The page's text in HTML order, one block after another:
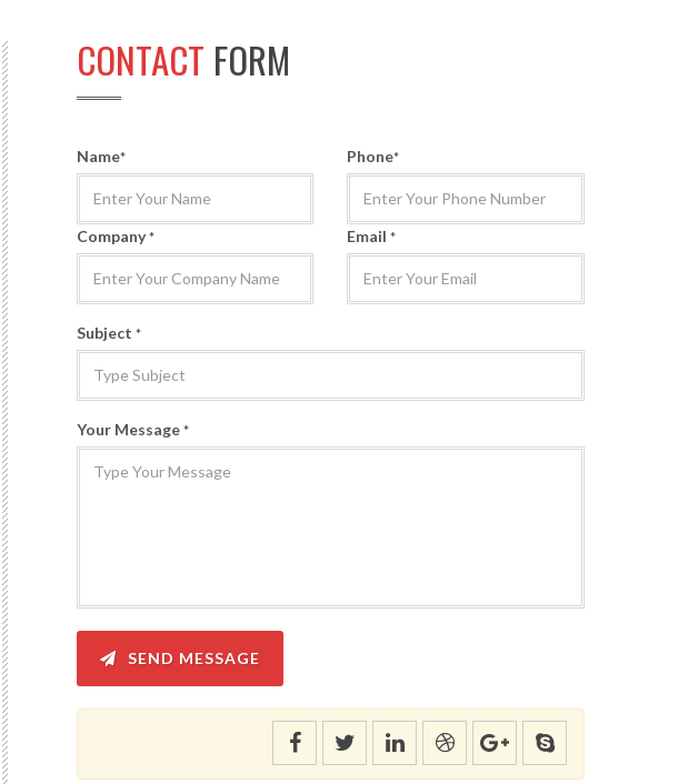
CONTACT FORM
Name* Phone*
Company* Email*
Subject *
Your Message *
SEND MESSAGE